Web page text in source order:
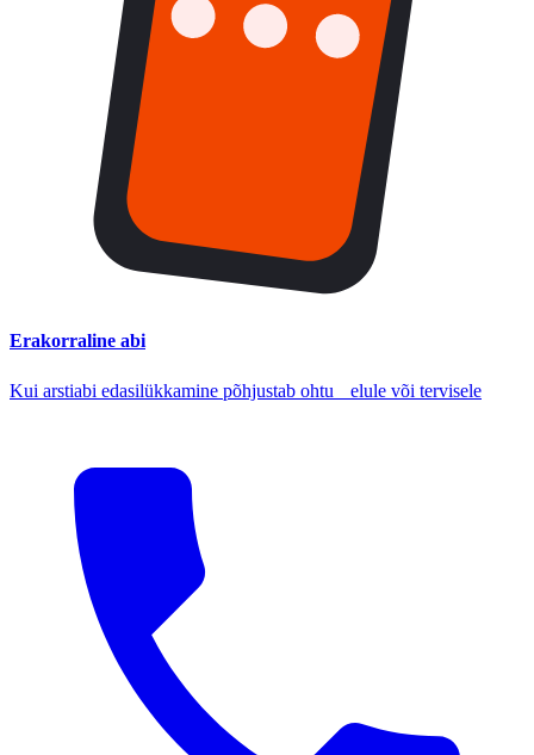
Erakorraline abi
Kui arstiabi edasilükkamine põhjustab ohtu elule või tervisele